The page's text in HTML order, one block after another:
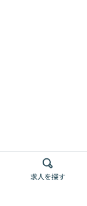
求人を探す